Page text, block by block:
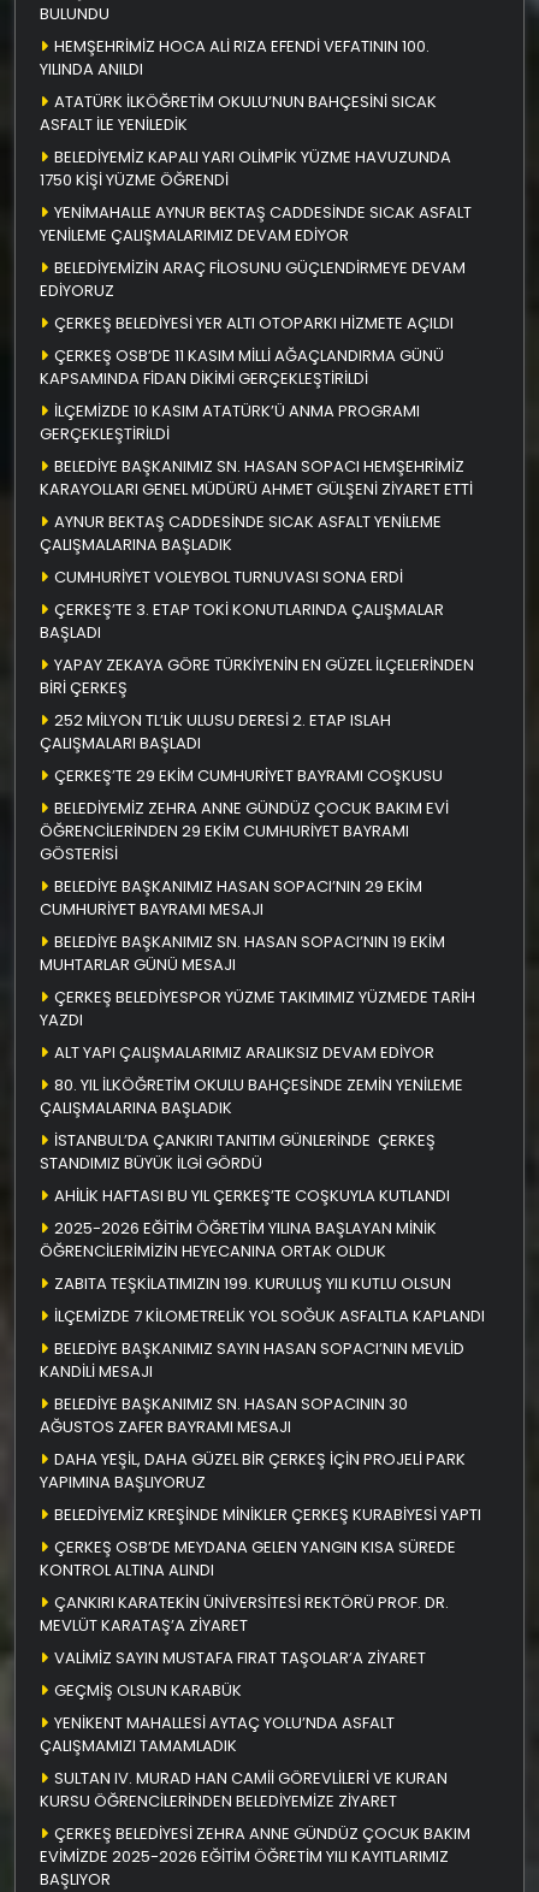
BULUNDU
HEMŞEHRİMİZ HOCA ALİ RIZA EFENDİ VEFATININ 100.
YILINDA ANILDI
ATATÜRK İLKÖĞRETİM OKULU’NUN BAHÇESİNİ SICAK
ASFALT İLE YENİLEDİK
BELEDİYEMİZ KAPALI YARI OLİMPİK YÜZME HAVUZUNDA
1750 KİŞİ YÜZME ÖĞRENDİ
YENİMAHALLE AYNUR BEKTAŞ CADDESİNDE SICAK ASFALT
YENİLEME ÇALIŞMALARIMIZ DEVAM EDİYOR
BELEDİYEMİZİN ARAÇ FİLOSUNU GÜÇLENDİRMEYE DEVAM
EDİYORUZ
ÇERKEŞ BELEDİYESİ YER ALTI OTOPARKI HİZMETE AÇILDI
ÇERKEŞ OSB’DE 11 KASIM MİLLİ AĞAÇLANDIRMA GÜNÜ
KAPSAMINDA FİDAN DİKİMİ GERÇEKLEŞTİRİLDİ
İLÇEMİZDE 10 KASIM ATATÜRK’Ü ANMA PROGRAMI
GERÇEKLEŞTİRİLDİ
BELEDİYE BAŞKANIMIZ SN. HASAN SOPACI HEMŞEHRİMİZ
KARAYOLLARI GENEL MÜDÜRÜ AHMET GÜLŞENİ ZİYARET ETTİ
AYNUR BEKTAŞ CADDESİNDE SICAK ASFALT YENİLEME
ÇALIŞMALARINA BAŞLADIK
CUMHURİYET VOLEYBOL TURNUVASI SONA ERDİ
ÇERKEŞ’TE 3. ETAP TOKİ KONUTLARINDA ÇALIŞMALAR
BAŞLADI
YAPAY ZEKAYA GÖRE TÜRKİYENİN EN GÜZEL İLÇELERİNDEN
BİRİ ÇERKEŞ
252 MİLYON TL’LİK ULUSU DERESİ 2. ETAP ISLAH
ÇALIŞMALARI BAŞLADI
ÇERKEŞ’TE 29 EKİM CUMHURİYET BAYRAMI COŞKUSU
BELEDİYEMİZ ZEHRA ANNE GÜNDÜZ ÇOCUK BAKIM EVİ
ÖĞRENCİLERİNDEN 29 EKİM CUMHURİYET BAYRAMI
GÖSTERİSİ
BELEDİYE BAŞKANIMIZ HASAN SOPACI’NIN 29 EKİM
CUMHURİYET BAYRAMI MESAJI
BELEDİYE BAŞKANIMIZ SN. HASAN SOPACI’NIN 19 EKİM
MUHTARLAR GÜNÜ MESAJI
ÇERKEŞ BELEDİYESPOR YÜZME TAKIMIMIZ YÜZMEDE TARİH
YAZDI
ALT YAPI ÇALIŞMALARIMIZ ARALIKSIZ DEVAM EDİYOR
80. YIL İLKÖĞRETİM OKULU BAHÇESİNDE ZEMİN YENİLEME
ÇALIŞMALARINA BAŞLADIK
İSTANBUL’DA ÇANKIRI TANITIM GÜNLERİNDE ÇERKEŞ
STANDIMIZ BÜYÜK İLGİ GÖRDÜ
AHİLİK HAFTASI BU YIL ÇERKEŞ’TE COŞKUYLA KUTLANDI
2025-2026 EĞİTİM ÖĞRETİM YILINA BAŞLAYAN MİNİK
ÖĞRENCİLERİMİZİN HEYECANINA ORTAK OLDUK
ZABITA TEŞKİLATIMIZIN 199. KURULUŞ YILI KUTLU OLSUN
İLÇEMİZDE 7 KİLOMETRELİK YOL SOĞUK ASFALTLA KAPLANDI
BELEDİYE BAŞKANIMIZ SAYIN HASAN SOPACI’NIN MEVLİD
KANDİLİ MESAJI
BELEDİYE BAŞKANIMIZ SN. HASAN SOPACININ 30
AĞUSTOS ZAFER BAYRAMI MESAJI
DAHA YEŞİL, DAHA GÜZEL BİR ÇERKEŞ İÇİN PROJELİ PARK
YAPIMINA BAŞLIYORUZ
BELEDİYEMİZ KREŞİNDE MİNİKLER ÇERKEŞ KURABİYESİ YAPTI
ÇERKEŞ OSB’DE MEYDANA GELEN YANGIN KISA SÜREDE
KONTROL ALTINA ALINDI
ÇANKIRI KARATEKİN ÜNİVERSİTESİ REKTÖRÜ PROF. DR.
MEVLÜT KARATAŞ’A ZİYARET
VALİMİZ SAYIN MUSTAFA FIRAT TAŞOLAR’A ZİYARET
GEÇMİŞ OLSUN KARABÜK
YENİKENT MAHALLESİ AYTAÇ YOLU’NDA ASFALT
ÇALIŞMAMIZI TAMAMLADIK
SULTAN IV. MURAD HAN CAMİİ GÖREVLİLERİ VE KURAN
KURSU ÖĞRENCİLERİNDEN BELEDİYEMİZE ZİYARET
ÇERKEŞ BELEDİYESİ ZEHRA ANNE GÜNDÜZ ÇOCUK BAKIM
EVİMİZDE 2025-2026 EĞİTİM ÖĞRETİM YILI KAYITLARIMIZ
BAŞLIYOR